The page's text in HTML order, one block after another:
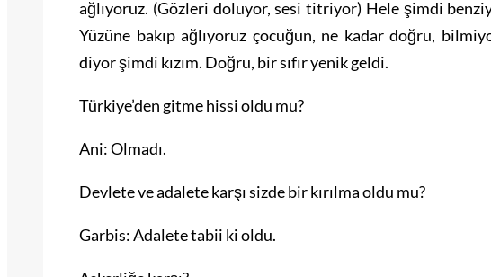
ağlıyoruz. (Gözleri doluyor, sesi titriyor) Hele şimdi
Yüzüne bakıp ağlıyoruz çocuğun, ne kadar doğru,
diyor şimdi kızım. Doğru, bir sıfır yenik geldi.
Türkiye’den gitme hissi oldu mu?
Ani: Olmadı.
Devlete ve adalete karşı sizde bir kırılma oldu mu?
Garbis: Adalete tabii ki oldu.